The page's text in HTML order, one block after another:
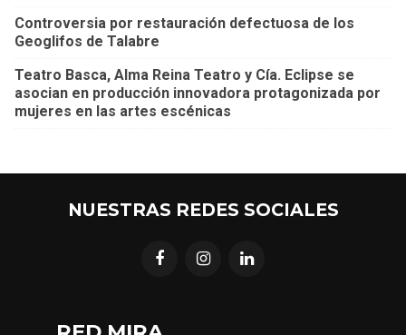
Controversia por restauración defectuosa de los
Geoglifos de Talabre
Teatro Basca, Alma Reina Teatro y Cía. Eclipse se
asocian en producción innovadora protagonizada por
mujeres en las artes escénicas
NUESTRAS REDES SOCIALES